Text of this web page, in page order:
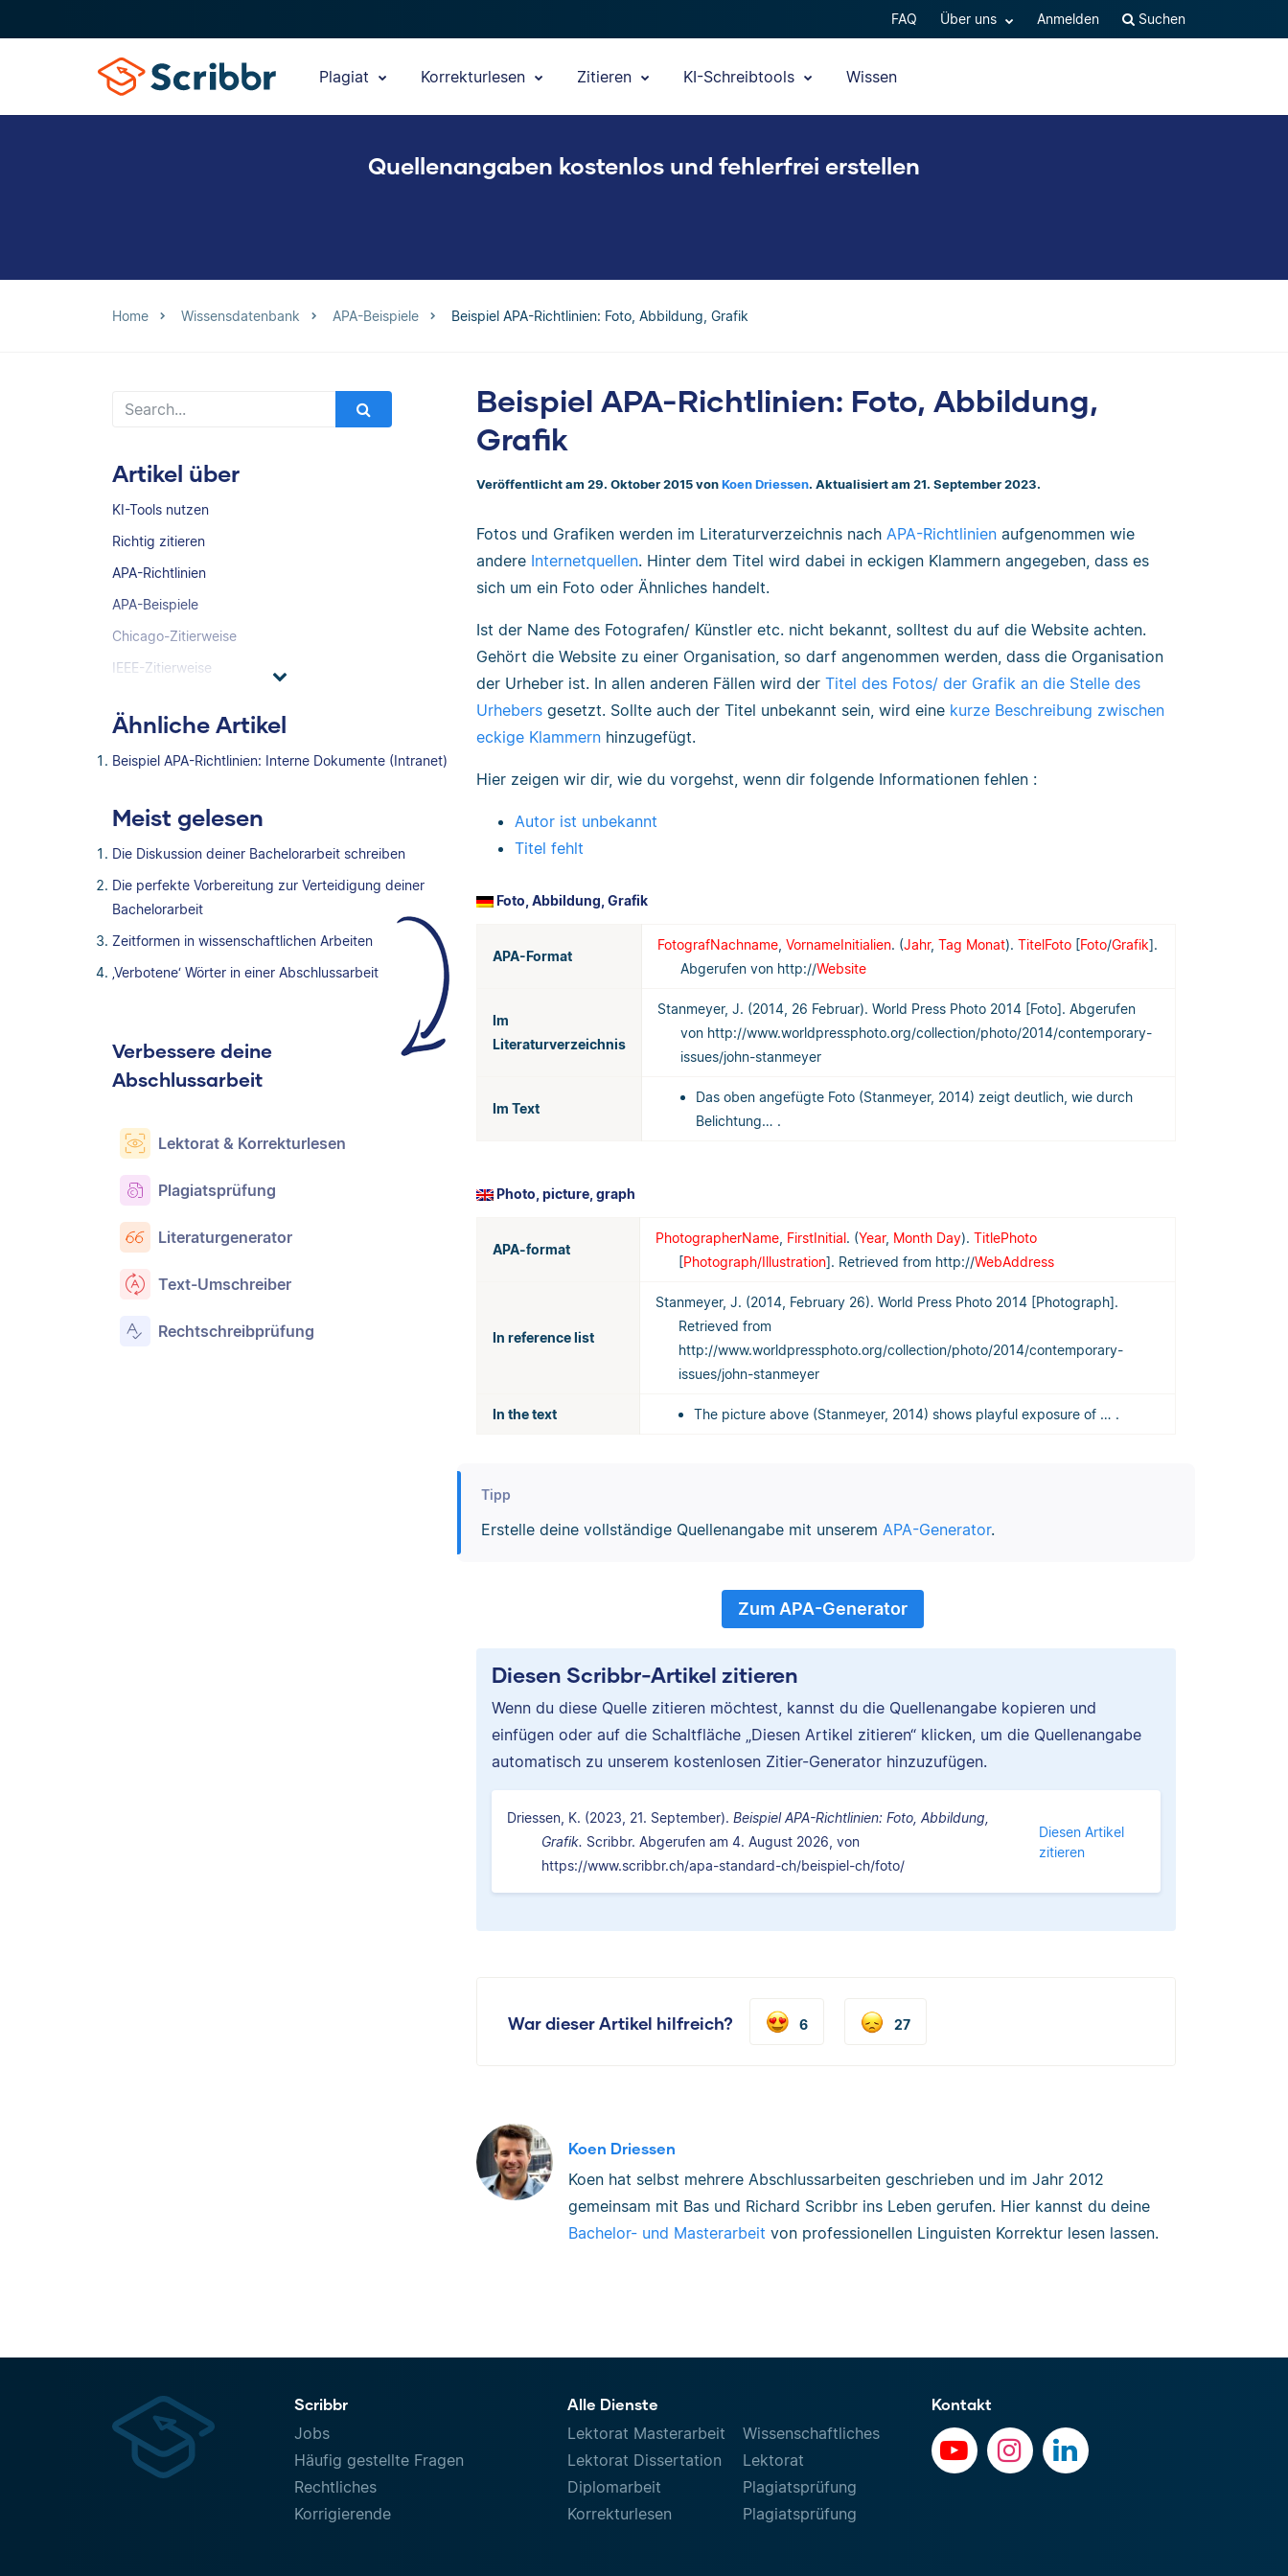
FAQ Über uns Anmelden Suchen
Plagiat Korrekturlesen Zitieren KI-Schreibtools Wissen
Quellenangaben kostenlos und fehlerfrei erstellen
Home Wissensdatenbank APA-Beispiele Beispiel APA-Richtlinien: Foto, Abbildung, Grafik
Artikel über
KI-Tools nutzen
Richtig zitieren
APA-Richtlinien
APA-Beispiele
Chicago-Zitierweise
IEEE-Zitierweise
Ähnliche Artikel
Beispiel APA-Richtlinien: Interne Dokumente (Intranet)
Meist gelesen
Die Diskussion deiner Bachelorarbeit schreiben
Die perfekte Vorbereitung zur Verteidigung deiner
Bachelorarbeit
Zeitformen in wissenschaftlichen Arbeiten
‚Verbotene‘ Wörter in einer Abschlussarbeit
Verbessere deine
Abschlussarbeit
Lektorat & Korrekturlesen
Plagiatsprüfung
Literaturgenerator
Text-Umschreiber
Rechtschreibprüfung
Beispiel APA-Richtlinien: Foto, Abbildung,
Grafik
Veröffentlicht am 29. Oktober 2015 von Koen Driessen. Aktualisiert am 21. September 2023.
Fotos und Grafiken werden im Literaturverzeichnis nach APA-Richtlinien aufgenommen wie
andere Internetquellen. Hinter dem Titel wird dabei in eckigen Klammern angegeben, dass es
sich um ein Foto oder Ähnliches handelt.
Ist der Name des Fotografen/ Künstler etc. nicht bekannt, solltest du auf die Website achten.
Gehört die Website zu einer Organisation, so darf angenommen werden, dass die Organisation
der Urheber ist. In allen anderen Fällen wird der Titel des Fotos/ der Grafik an die Stelle des
Urhebers gesetzt. Sollte auch der Titel unbekannt sein, wird eine kurze Beschreibung zwischen
eckige Klammern hinzugefügt.
Hier zeigen wir dir, wie du vorgehst, wenn dir folgende Informationen fehlen :
Autor ist unbekannt
Titel fehlt
Foto, Abbildung, Grafik
APA-Format
FotografNachname VornameInitialien. (Jahr, Tag Monat). TitelFoto [Foto/Grafik].
Abgerufen von http://Website
Im
Literaturverzeichnis
Stanmeyer, J. (2014, 26 Februar). World Press Photo 2014 [Foto]. Abgerufen
von http://www.worldpressphoto.org/collection/photo/2014/contemporary-
issues/john-stanmeyer
Im Text
Das oben angefügte Foto (Stanmeyer, 2014) zeigt deutlich, wie durch
Belichtung… .
Photo, picture, graph
APA-format
PhotographerName FirstInitial. (Year, Month Day). TitlePhoto
[Photograph/Illustration]. Retrieved from http://WebAddress
In reference list
Stanmeyer, J. (2014, February 26). World Press Photo 2014 [Photograph].
Retrieved from
http://www.worldpressphoto.org/collection/photo/2014/contemporary-
issues/john-stanmeyer
In the text The picture above (Stanmeyer, 2014) shows playful exposure of … .
Tipp
Erstelle deine vollständige Quellenangabe mit unserem APA-Generator.
Zum APA-Generator
Diesen Scribbr-Artikel zitieren
Wenn du diese Quelle zitieren möchtest, kannst du die Quellenangabe kopieren und
einfügen oder auf die Schaltfläche „Diesen Artikel zitieren“ klicken, um die Quellenangabe
automatisch zu unserem kostenlosen Zitier-Generator hinzuzufügen.
Driessen, K. (2023, 21. September). Beispiel APA-Richtlinien: Foto, Abbildung,
Grafik. Scribbr. Abgerufen am 4. August 2026, von
https://www.scribbr.ch/apa-standard-ch/beispiel-ch/foto/
Diesen Artikel
zitieren
War dieser Artikel hilfreich? 6 27
Koen Driessen
Koen hat selbst mehrere Abschlussarbeiten geschrieben und im Jahr 2012
gemeinsam mit Bas und Richard Scribbr ins Leben gerufen. Hier kannst du deine
Bachelor- und Masterarbeit von professionellen Linguisten Korrektur lesen lassen.
Scribbr
Jobs
Häufig gestellte Fragen
Rechtliches
Korrigierende
Alle Dienste
Lektorat Masterarbeit
Lektorat Dissertation
Diplomarbeit
Korrekturlesen
Wissenschaftliches
Lektorat
Plagiatsprüfung
Plagiatsprüfung
Kontakt